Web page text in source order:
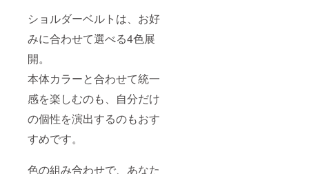
ショルダーベルトは、お好
みに合わせて選べる4色展
開。
本体カラーと合わせて統一
感を楽しむのも、自分だけ
の個性を演出するのもおす
すめです。
色の組み合わせで、あなた